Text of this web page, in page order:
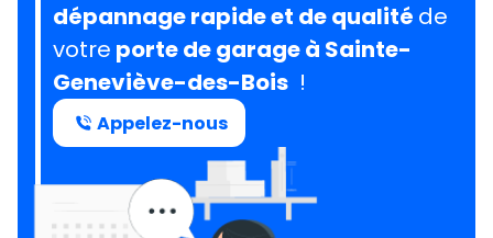
dépannage rapide et de qualité de
votre porte de garage à Sainte-
Geneviève-des-Bois !
Appelez-nous